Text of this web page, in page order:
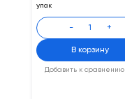
Добавить к сравнению
упак
- +
В корзину